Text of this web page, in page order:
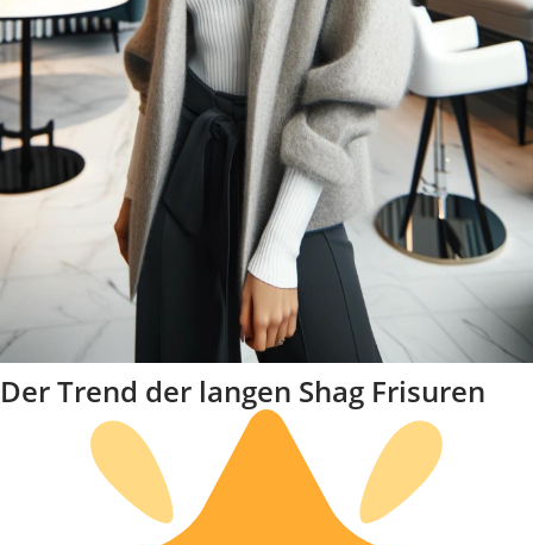
Der Trend der langen Shag Frisuren